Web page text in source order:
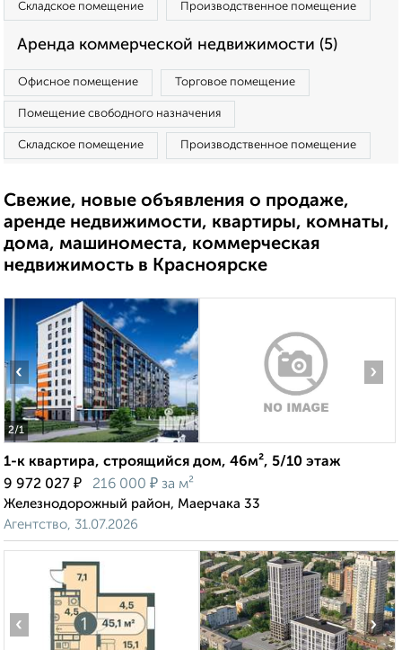
Складское помещение Производственное помещение
Аренда коммерческой недвижимости (5)
Офисное помещение Торговое помещение
Помещение свободного назначения
Складское помещение Производственное помещение
Свежие, новые объявления о продаже,
аренде недвижимости, квартиры, комнаты,
дома, машиноместа, коммерческая
недвижимость в Красноярске
2/1
‹ ›
1-к квартира, строящийся дом, 46м², 5/10 этаж
9 972 027 ₽ 216 000 ₽ за м²
Железнодорожный район, Маерчака 33
Агентство, 31.07.2026
‹ ›